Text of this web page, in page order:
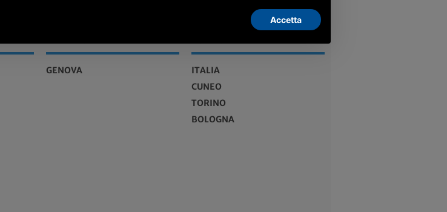
GENOVA
ITALIA
CUNEO
TORINO
BOLOGNA
Accetta